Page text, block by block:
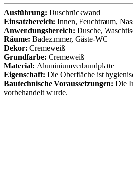
Ausführung: Duschrückwand
Einsatzbereich: Innen, Feuchtraum,
Anwendungsbereich: Dusche,
Räume: Badezimmer, Gäste-WC
Dekor: Cremeweiß
Grundfarbe: Cremeweiß
Material: Aluminiumverbundplatte
Eigenschaft: Die Oberfläche ist
Bautechnische Voraussetzungen: Die
vorbehandelt wurde.